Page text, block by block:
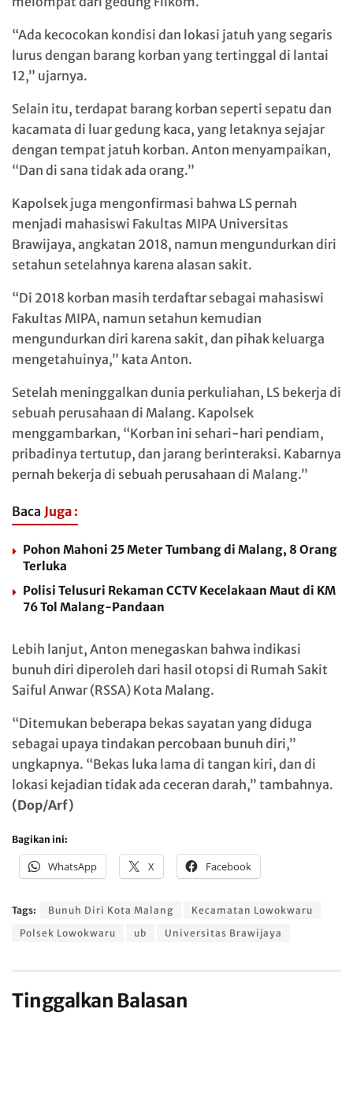
“Ada kecocokan kondisi dan lokasi jatuh yang segaris
lurus dengan barang korban yang tertinggal di lantai
12,” ujarnya.
Selain itu, terdapat barang korban seperti sepatu dan
kacamata di luar gedung kaca, yang letaknya sejajar
dengan tempat jatuh korban. Anton menyampaikan,
“Dan di sana tidak ada orang.”
Kapolsek juga mengonfirmasi bahwa LS pernah
menjadi mahasiswi Fakultas MIPA Universitas
Brawijaya, angkatan 2018, namun mengundurkan diri
setahun setelahnya karena alasan sakit.
“Di 2018 korban masih terdaftar sebagai mahasiswi
Fakultas MIPA, namun setahun kemudian
mengundurkan diri karena sakit, dan pihak keluarga
mengetahuinya,” kata Anton.
Setelah meninggalkan dunia perkuliahan, LS bekerja di
sebuah perusahaan di Malang. Kapolsek
menggambarkan, “Korban ini sehari-hari pendiam,
pribadinya tertutup, dan jarang berinteraksi. Kabarnya
pernah bekerja di sebuah perusahaan di Malang.”
Baca Juga :
Pohon Mahoni 25 Meter Tumbang di Malang, 8 Orang
Terluka
Polisi Telusuri Rekaman CCTV Kecelakaan Maut di KM
76 Tol Malang-Pandaan
Lebih lanjut, Anton menegaskan bahwa indikasi
bunuh diri diperoleh dari hasil otopsi di Rumah Sakit
Saiful Anwar (RSSA) Kota Malang.
“Ditemukan beberapa bekas sayatan yang diduga
sebagai upaya tindakan percobaan bunuh diri,”
ungkapnya. “Bekas luka lama di tangan kiri, dan di
lokasi kejadian tidak ada ceceran darah,” tambahnya.
(Dop/Arf)
Bagikan ini:
WhatsApp X Facebook
Tags: Bunuh Diri Kota Malang
Kecamatan Lowokwaru
Polsek Lowokwaru
ub Universitas Brawijaya
Tinggalkan Balasan